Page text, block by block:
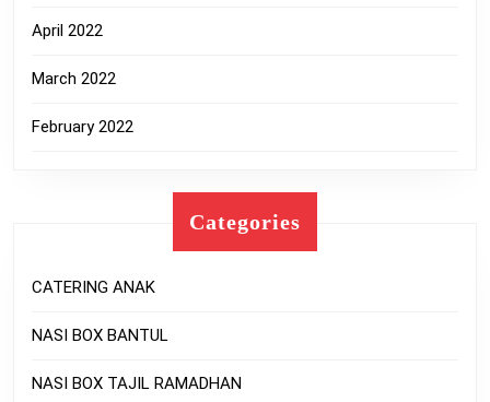
April 2022
March 2022
February 2022
Categories
CATERING ANAK
NASI BOX BANTUL
NASI BOX TAJIL RAMADHAN